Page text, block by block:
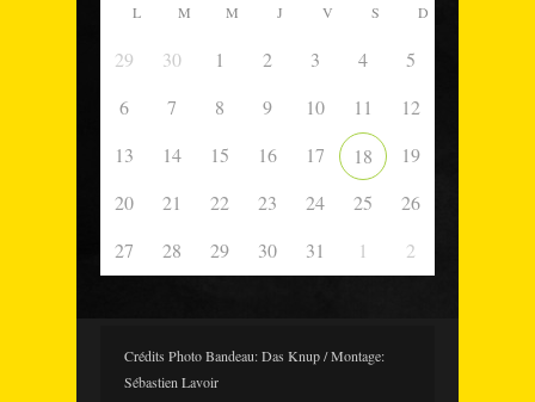
L M M J V S D
29 30 1 2 3 4
5
6
7 8 9 10 11
12
13
14 15 16 17 18
19
20
21 22 23 24 25
26
27
28 29 30 31 1 2
Crédits Photo Bandeau: Das Knup / Montage:
Sébastien Lavoir